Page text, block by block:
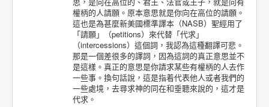
權柄的人請願。原本意思就是你向在高位的請願。
這也是為甚麼新美國標準譯本（NASB）聖經用了
「請願」（petitions）來代替「代求」
（intercessions）這個詞，我認為這種翻譯可悲。
那是一個差很多的譯詞，因為這詞的真正意思並不
是這樣。真正的意思是你請求某些有權柄的人去作
一些事。換句話說，這是指着代表他人或者我們的
一些處境，去尋求神的同在和垂聽來說的，這才是
代求。